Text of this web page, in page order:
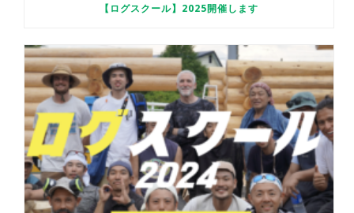
【ログスクール】2025開催します